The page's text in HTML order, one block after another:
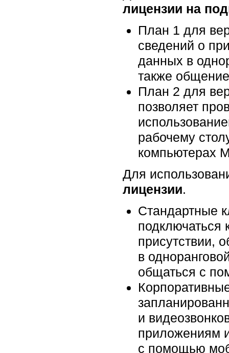
лицензии на
План 1 для
сведений о
данных в
также
План 2 для
позволяет
рабочему
компьютерах
Для
лицензии.
Стандартные
подключаться
присутствии,
в
общаться с
и
приложениям
с помощью